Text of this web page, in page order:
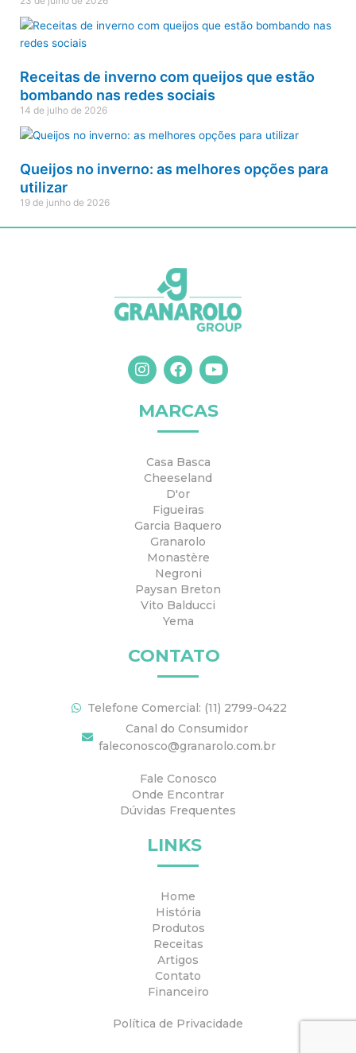
Receitas de inverno com queijos que estão
bombando nas redes sociais
14 de julho de 2026
Queijos no inverno: as melhores opções para
utilizar
19 de junho de 2026
I
n
s
t
a
a
m
F
a
c
e
b
o
k
Y
o
u
t
u
MARCAS
Casa Basca
Cheeseland
D'or
Figueiras
Garcia Baquero
Granarolo
Monastère
Negroni
Paysan Breton
Vito Balducci
Yema
CONTATO
Telefone Comercial: (11) 2799-0422
Canal do Consumidor
faleconosco@granarolo.com.br
Fale Conosco
Onde Encontrar
Dúvidas Frequentes
LINKS
Home
História
Produtos
Receitas
Artigos
Contato
Financeiro
Política de Privacidade